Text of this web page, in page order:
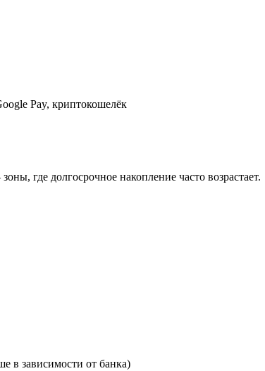
Pay, криптокошелёк
где долгосрочное накопление часто возрастает.
в зависимости от банка)